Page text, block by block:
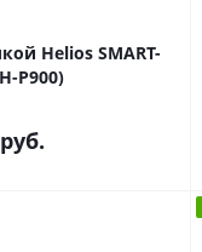
Helios SMART-
P900)